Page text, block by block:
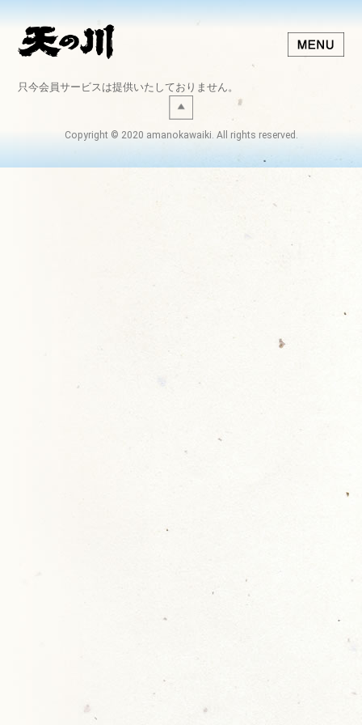
只今会員サービスは提供いたしておりません。
Copyright © 2020 amanokawaiki. All rights reserved.